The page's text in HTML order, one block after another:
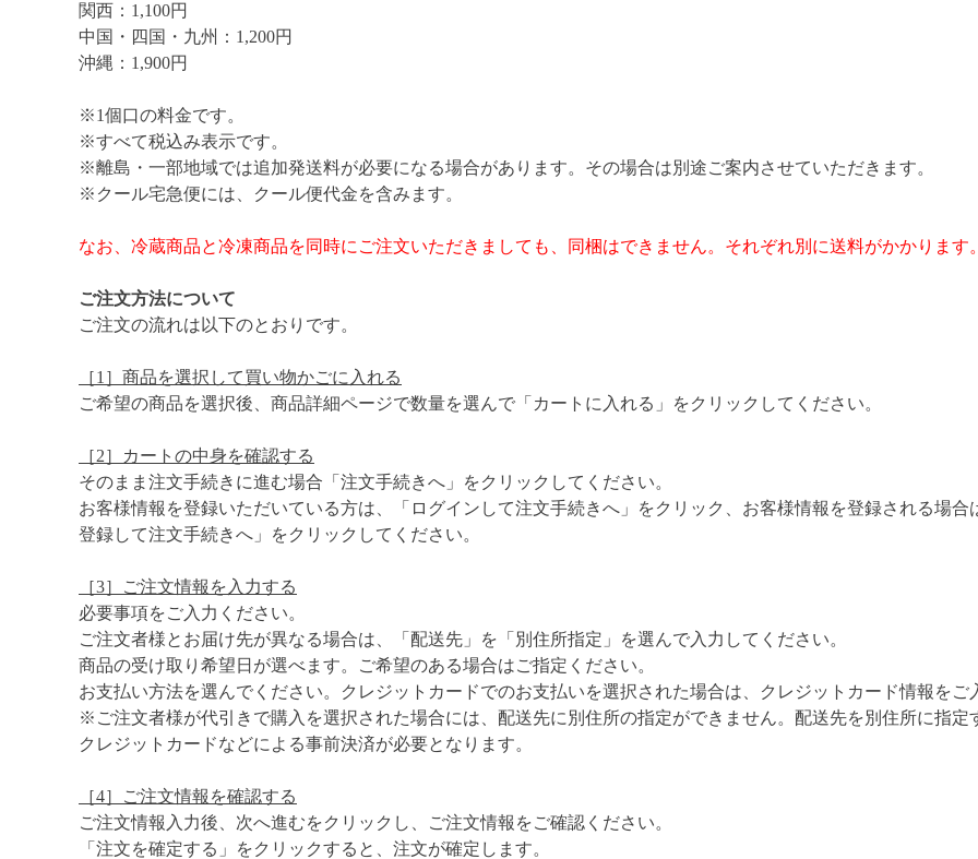
関西：1,100円
中国・四国・九州：1,200円
沖縄：1,900円
※1個口の料金です。
※すべて税込み表示です。
※離島・一部地域では追加発送料が必要になる場合があります。その場合は別途ご案内させていただきます。
※クール宅急便には、クール便代金を含みます。
なお、冷蔵商品と冷凍商品を同時にご注文いただきましても、同梱はできません。それぞれ別に送料がかかります。
ご注文方法について
ご注文の流れは以下のとおりです。
［1］商品を選択して買い物かごに入れる
ご希望の商品を選択後、商品詳細ページで数量を選んで「カートに入れる」をクリックしてください。
［2］カートの中身を確認する
そのまま注文手続きに進む場合「注文手続きへ」をクリックしてください。
お客様情報を登録いただいている方は、「ログインして注文手続きへ」をクリック、お客様情報を登録される場合
登録して注文手続きへ」をクリックしてください。
［3］ご注文情報を入力する
必要事項をご入力ください。
ご注文者様とお届け先が異なる場合は、「配送先」を「別住所指定」を選んで入力してください。
商品の受け取り希望日が選べます。ご希望のある場合はご指定ください。
お支払い方法を選んでください。クレジットカードでのお支払いを選択された場合は、クレジットカード情報をご
※ご注文者様が代引きで購入を選択された場合には、配送先に別住所の指定ができません。配送先を別住所に指定
クレジットカードなどによる事前決済が必要となります。
［4］ご注文情報を確認する
ご注文情報入力後、次へ進むをクリックし、ご注文情報をご確認ください。
「注文を確定する」をクリックすると、注文が確定します。